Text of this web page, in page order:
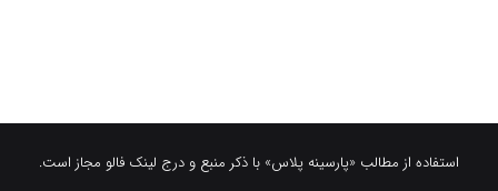
استفاده از مطالب «پارسینه پلاس» با ذکر منبع و درج لینک فالو مجاز است.